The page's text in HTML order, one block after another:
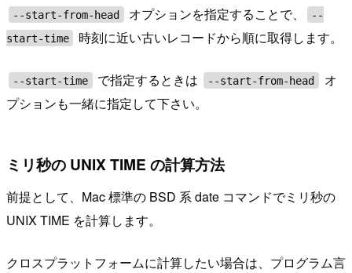
--start-from-head オプションを指定することで、
--
start-time
時刻に近い古いレコードから順に取得します。
--start-time で指定するときは --start-from-head
オ
プションも一緒に指定して下さい。
ミリ秒の UNIX TIME の計算方法
前提として、Mac 標準の BSD 系 date コマンドでミリ秒の
UNIX TIME を計算します。
クロスプラットフォームに計算したい場合は、プログラム言